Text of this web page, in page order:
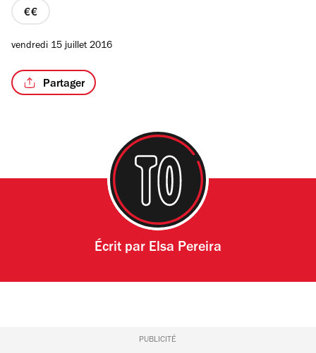
prix
4
vendredi 15 juillet 2016
Partager
Écrit par Elsa Pereira
PUBLICITÉ